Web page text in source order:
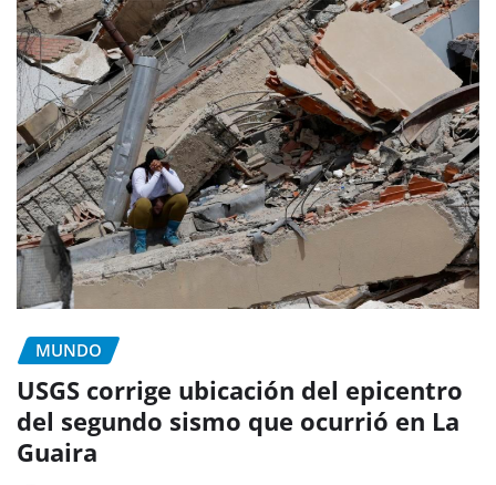
MUNDO
USGS corrige ubicación del epicentro
del segundo sismo que ocurrió en La
Guaira